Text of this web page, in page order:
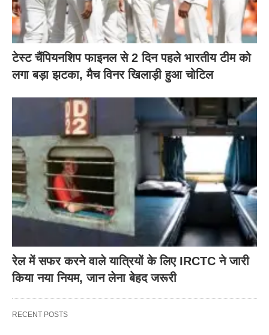
टेस्ट चैंपियनशिप फाइनल से 2 दिन पहले भारतीय टीम को
लगा बड़ा झटका, मैच विनर खिलाड़ी हुआ चोटिल
रेल में सफर करने वाले यात्रियों के लिए IRCTC ने जारी
किया नया नियम, जान लेना बेहद जरूरी
RECENT POSTS